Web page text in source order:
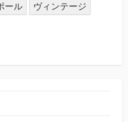
ール
ヴィンテージ